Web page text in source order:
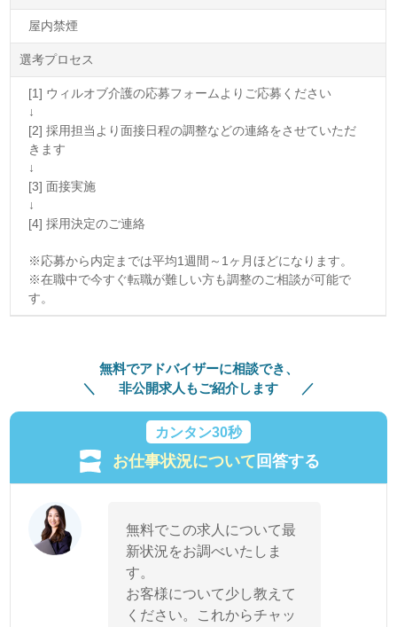
屋内禁煙
選考プロセス
[1] ウィルオブ介護の応募フォームよりご応募ください
↓
[2] 採用担当より面接日程の調整などの連絡をさせていただ
きます
↓
[3] 面接実施
↓
[4] 採用決定のご連絡
※応募から内定までは平均1週間～1ヶ月ほどになります。
※在職中で今すぐ転職が難しい方も調整のご相談が可能で
す。
無料でアドバイザーに相談でき、
非公開求人もご紹介します
カンタン30秒
お仕事状況について回答する
無料でこの求人について最
新状況をお調べいたしま
す。
お客様について少し教えて
ください。これからチャッ